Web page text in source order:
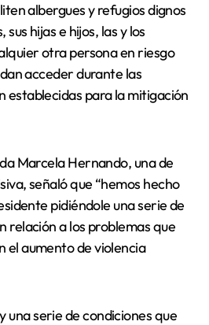
albergues y refugios dignos
sus hijas e hijos, las y los
otra persona en riesgo
acceder durante las
establecidas para la mitigación
Marcela Hernando, una de
señaló que “hemos hecho
pidiéndole una serie de
relación a los problemas que
el aumento de violencia
una serie de condiciones que